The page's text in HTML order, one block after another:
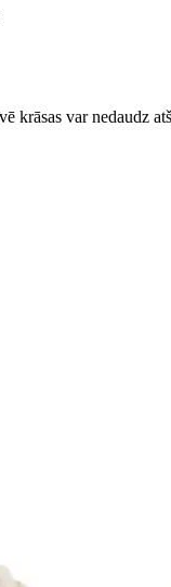
krāsas var nedaudz